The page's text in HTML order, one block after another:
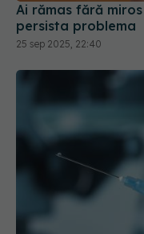
Ai rămas fără
persista problema
25 sep 2025, 22:40